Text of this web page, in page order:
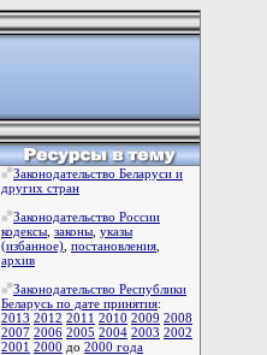
Законодательство Беларуси и
других стран
Законодательство России
кодексы законы указы
(избанное) постановления
архив
Законодательство Республики
Беларусь по дате принятия:
2013 2012 2011 2010 2009 2008
2007 2006 2005 2004 2003 2002
2001 2000 до 2000 года